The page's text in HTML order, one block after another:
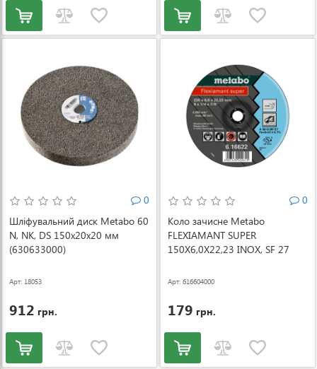
0
Шліфувальний диск Metabo 60
N, NK, DS 150x20x20 мм
(630633000)
Арт: 18053
912 грн.
0
Коло зачисне Metabo
FLEXIAMANT SUPER
150X6,0X22,23 INOX, SF 27
Арт: 616604000
179 грн.